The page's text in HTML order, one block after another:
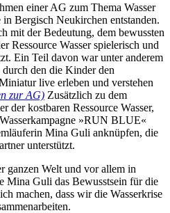
einer AG zum Thema Wasser
Bergisch Neukirchen entstanden.
mit der Bedeutung, dem bewussten
Ressource Wasser spielerisch und
Ein Teil davon war unter anderem
durch den die Kinder den
live erleben und verstehen
zur AG) Zusätzlich zu dem
der kostbaren Ressource Wasser,
»RUN BLUE«
Mina Guli anknüpfen, die
unterstützt.
ganzen Welt und vor allem in
Mina Guli das Bewusstsein für die
machen, dass wir die Wasserkrise